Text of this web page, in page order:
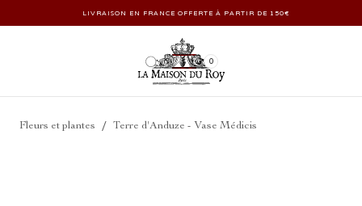
LIVRAISON EN FRANCE OFFERTE À PARTIR DE 150€
0
Fleurs et plantes / Terre d'Anduze - Vase Médicis